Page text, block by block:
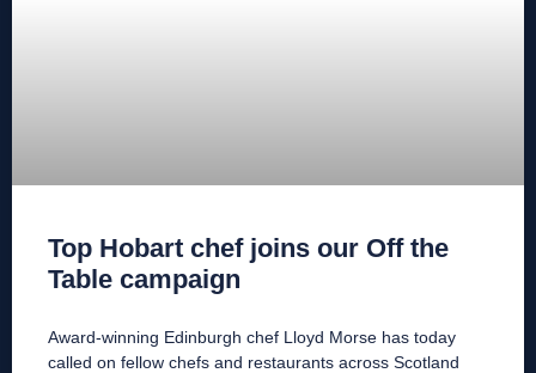
Top Hobart chef joins our Off the
Table campaign
Award-winning Edinburgh chef Lloyd Morse has today
called on fellow chefs and restaurants across Scotland